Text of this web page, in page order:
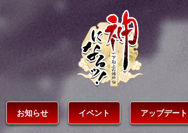
お知らせ イベント アップデート